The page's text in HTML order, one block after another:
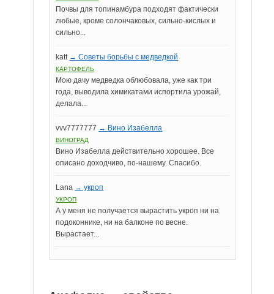
Почвы для топинамбура подходят фактически
любые, кроме солончаковых, сильно-кислых и
сильно...
katt → Советы борьбы с медведкой
КАРТОФЕЛЬ
Мою дачу медведка облюбовала, уже как три
года, выводила химикатами испортила урожай,
делала...
vvv7777777 → Вино Изабелла
ВИНОГРАД
Вино Изабелла действительно хорошее. Все
описано доходчиво, по-нашему. Спасибо.
Lana → укроп
УКРОП
А у меня не получается вырастить укроп ни на
подоконнике, ни на балконе по весне.
Вырастает...